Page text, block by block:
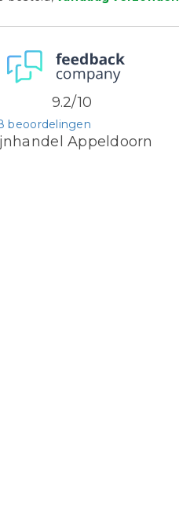
Appeldoorn
beoordelingen
9.2/10